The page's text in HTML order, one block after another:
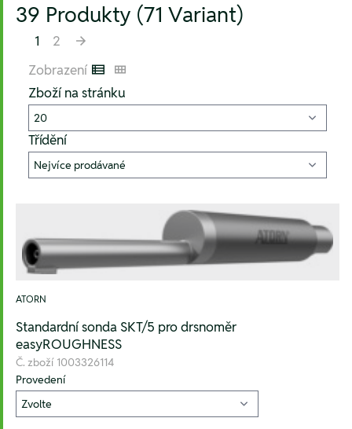
39 Produkty (71 Variant)
1
2
Zobrazení Listenansicht
Kachelansicht
Zboží na stránku
Třídění
ATORN
Standardní sonda SKT/5 pro drsnoměr
easyROUGHNESS
Č. zboží 1003326114
Provedení